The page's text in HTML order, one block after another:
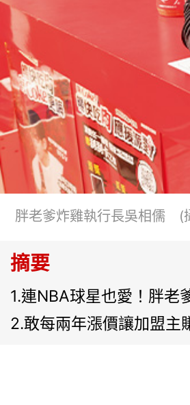
胖老爹炸雞執行長吳相儒 (
摘要
1.連NBA球星也愛！胖老
2.敢每兩年漲價讓加盟主